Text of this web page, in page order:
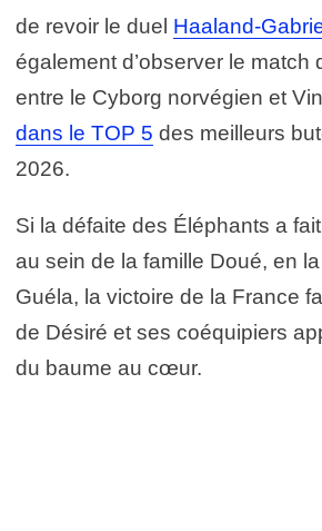
de revoir le duel Haaland-
également d’observer le match
entre le Cyborg norvégien et
dans le TOP 5 des meilleurs
2026.
Si la défaite des Éléphants a
au sein de la famille Doué, en
Guéla, la victoire de la France
de Désiré et ses coéquipiers
du baume au cœur.